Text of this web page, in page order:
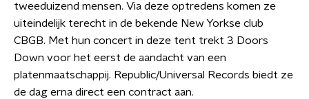
tweeduizend mensen. Via deze optredens komen ze
uiteindelijk terecht in de bekende New Yorkse club
CBGB. Met hun concert in deze tent trekt 3 Doors
Down voor het eerst de aandacht van een
platenmaatschappij. Republic/Universal Records biedt ze
de dag erna direct een contract aan.